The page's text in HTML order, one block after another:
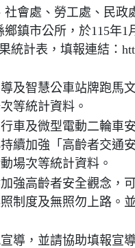
會處、勞工處、民政
鎮市公所，於115年1
統計表，填報連結：
及智慧公車站牌跑馬
等統計資料。
車及微型電動二輪車
續加強「高齡者交通
場次等統計資料。
強高齡者安全觀念，
制度及無照勿上路。
導，並請協助填報宣